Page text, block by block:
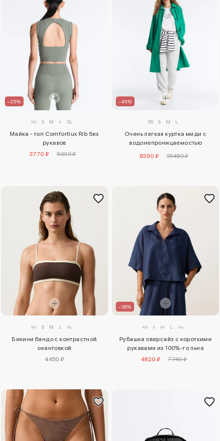
–26%
XS S M L XL
Майка - топ Comfortlux Rib без
рукавов
3770 ₽
5030 ₽
–46%
XS S M L
Очень легкая куртка миди с
водонепроницаемостью
8390 ₽ 15480 ₽
XS S M L XL
Бикини бандо с контрастной
окантовкой
4450 ₽
–38%
XS S M L XL
Рубашка оверсайз с короткими
рукавами из 100%-го льна
4820 ₽
7740 ₽